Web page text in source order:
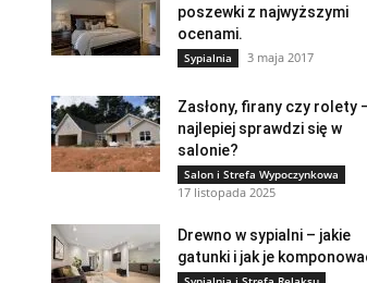
poszewki z najwyższymi
ocenami.
Sypialnia 3 maja 2017
Zasłony, firany czy rolety
najlepiej sprawdzi się w
salonie?
Salon i Strefa Wypoczynkowa
17 listopada 2025
Drewno w sypialni – jakie
gatunki i jak je